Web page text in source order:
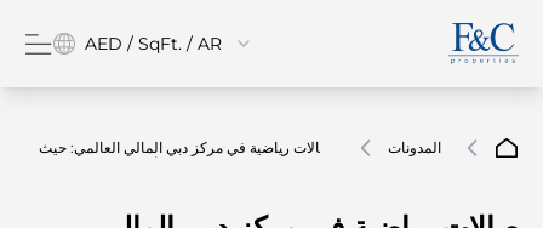
AED / SqFt. / AR
المدونات
صالات رياضية في مركز دبي المالي العالمي: حيث